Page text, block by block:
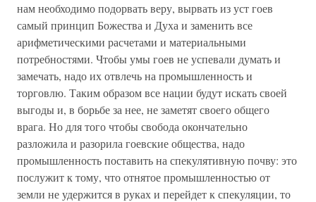
нам необходимо подорвать веру, вырвать из уст гоев
самый принцип Божества и Духа и заменить все
арифметическими расчетами и материальными
потребностями. Чтобы умы гоев не успевали думать и
замечать, надо их отвлечь на промышленность и
торговлю. Таким образом все нации будут искать своей
выгоды и, в борьбе за нее, не заметят своего общего
врага. Но для того чтобы свобода окончательно
разложила и разорила гоевские общества, надо
промышленность поставить на спекулятивную почву: это
послужит к тому, что отнятое промышленностью от
земли не удержится в руках и перейдет к спекуляции, то